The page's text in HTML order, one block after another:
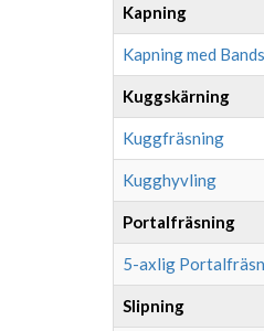
Kapning
Kapning med
Kuggskärning
Kuggfräsning
Kugghyvling
Portalfräsning
5-axlig
Slipning